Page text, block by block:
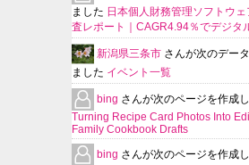
ました 日本個人財務管理ソフトウ
査レポート｜CAGR4.94％でデジタ
新潟県三条市 さんが次のデー
ました イベント一覧
bing さんが次のページを作成
Turning Recipe Card Photos Into
Family Cookbook Drafts
bing さんが次のページを作成